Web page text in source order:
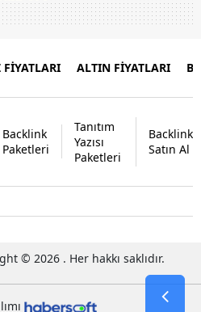
FİYATLARI ALTIN FİYATLARI
Backlink
Paketleri
Tanıtım
Yazısı
Paketleri
Backlink
Satın Al
© 2026 . Her hakkı saklıdır.